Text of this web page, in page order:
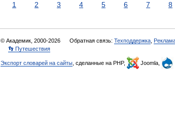
1 2 3 4 5 6 7 8
© Академик, 2000-2026 Обратная связь: Техподдержка
👣 Путешествия
Экспорт словарей на сайты , сделанные на PHP, Joomla,